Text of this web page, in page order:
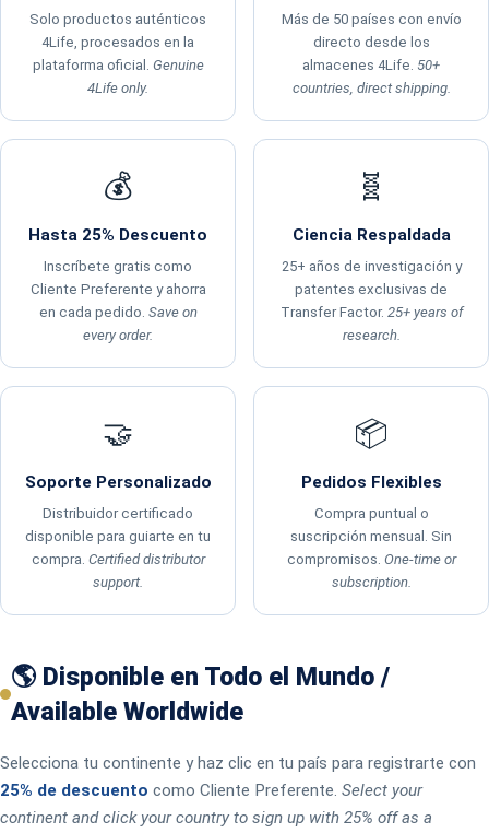
Solo productos auténticos
4Life, procesados en la
plataforma oficial. Genuine
4Life only.
Más de 50 países con envío
directo desde los
almacenes 4Life. 50+
countries, direct shipping.
💰
Hasta 25% Descuento
Inscríbete gratis como
Cliente Preferente y ahorra
en cada pedido. Save on
every order.
🧬
Ciencia Respaldada
25+ años de investigación y
patentes exclusivas de
Transfer Factor. 25+ years of
research.
🤝
Soporte Personalizado
Distribuidor certificado
disponible para guiarte en tu
compra. Certified distributor
support.
📦
Pedidos Flexibles
Compra puntual o
suscripción mensual. Sin
compromisos. One-time or
subscription.
🌎 Disponible en Todo el Mundo /
Available Worldwide
Selecciona tu continente y haz clic en tu país para registrarte con
25% de descuento como Cliente Preferente. Select your
continent and click your country to sign up with 25% off as a